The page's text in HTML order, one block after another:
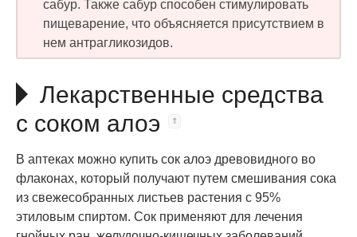
сабур. Также сабур способен стимулировать
пищеварение, что объясняется присутствием в
нем антрагликозидов.
Лекарственные средства
с соком алоэ
В аптеках можно купить сок алоэ древовидного во
флаконах, который получают путем смешивания сока
из свежесобранных листьев растения с 95%
этиловым спиртом. Сок применяют для лечения